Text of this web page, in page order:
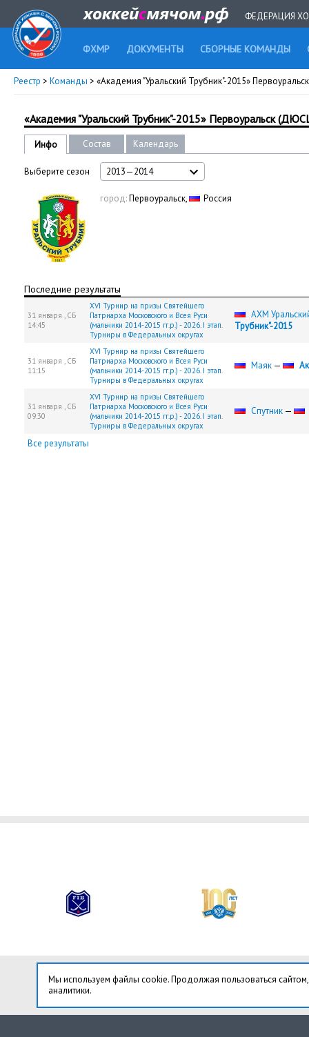
ФЕДЕРАЦИЯ
ФХМР ДОКУМЕНТЫ СБОРНЫЕ КОМАНДЫ
Реестр > Команды > «Академия "Уральский Трубник"-2015»
«Академия "Уральский Трубник"-2015» Первоуральск
Инфо Состав Календарь
Выберите сезон 2013—2014
город:Первоуральск, Россия
Последние результаты
31 января , СБ
14:45
XVI Турнир на призы Святейшего
Патриарха Московского и Всея Руси
(мальчики 2014-2015 гг.р.) - 2026. I этап.
Турниры в Федеральных округах
АХМ
Трубник"-2015
31 января , СБ
11:15
XVI Турнир на призы Святейшего
Патриарха Московского и Всея Руси
(мальчики 2014-2015 гг.р.) - 2026. I этап.
Турниры в Федеральных округах
Маяк —
31 января , СБ
09:30
XVI Турнир на призы Святейшего
Патриарха Московского и Всея Руси
(мальчики 2014-2015 гг.р.) - 2026. I этап.
Турниры в Федеральных округах
Спутник —
Все результаты
Мы используем файлы cookie. Продолжая пользоваться
аналитики.